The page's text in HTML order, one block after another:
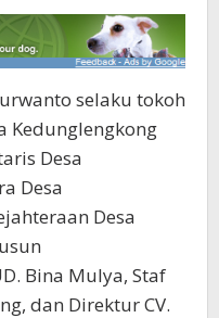
selaku tokoh
Kedunglengkong
Desa
Desa
Desa
Bina Mulya, Staf
dan Direktur CV.